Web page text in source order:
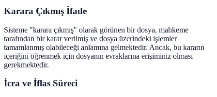
Karara Çıkmış İfade
Sisteme "karara çıkmış" olarak görünen bir dosya, mahkeme
tarafından bir karar verilmiş ve dosya üzerindeki işlemler
tamamlanmış olabileceği anlamına gelmektedir. Ancak, bu kararın
içeriğini öğrenmek için dosyanın evraklarına erişiminiz olması
gerekmektedir.
İcra ve İflas Süreci